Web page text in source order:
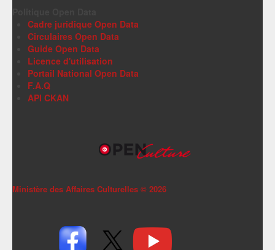
Cadre juridique Open Data
Circulaires Open Data
Guide Open Data
Licence d'utilisation
Portail National Open Data
F.A.Q
API CKAN
Ministère des Affaires Culturelles © 2026